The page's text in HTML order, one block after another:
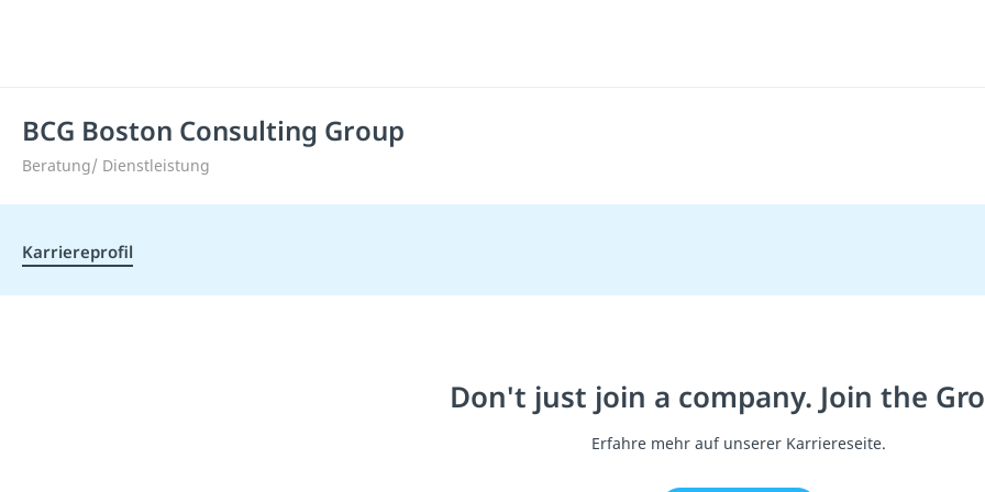
BCG Boston Consulting Group
Beratung/ Dienstleistung
Karriereprofil
Don't just join a company. Join the
Erfahre mehr auf unserer Karriereseite.